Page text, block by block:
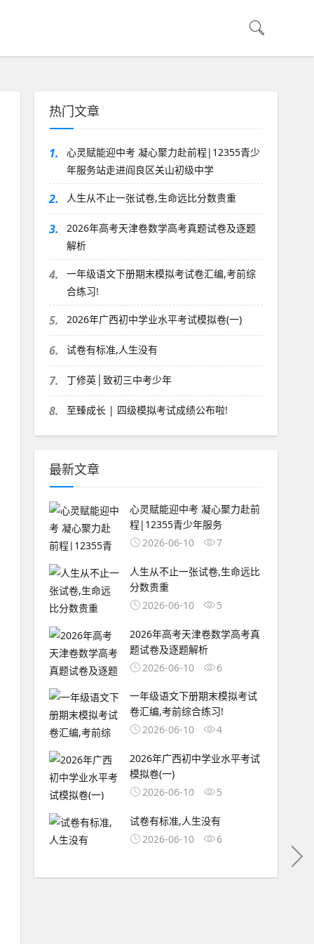
热门文章
1.
心灵赋能迎中考 凝心聚力赴前程|12355青少
年服务站走进阎良区关山初级中学
2. 人生从不止一张试卷,生命远比分数贵重
3.
2026年高考天津卷数学高考真题试卷及逐题
解析
4.
一年级语文下册期末模拟考试卷汇编,考前综
合练习!
5. 2026年广西初中学业水平考试模拟卷(一)
6. 试卷有标准,人生没有
7. 丁修英│致初三中考少年
8. 至臻成长 | 四级模拟考试成绩公布啦!
最新文章
心灵赋能迎中考 凝心聚力赴前
程|12355青少年服务
2026-06-10
7
人生从不止一张试卷,生命远比
分数贵重
2026-06-10
5
2026年高考天津卷数学高考真
题试卷及逐题解析
2026-06-10
6
一年级语文下册期末模拟考试
卷汇编,考前综合练习!
2026-06-10
4
2026年广西初中学业水平考试
模拟卷(一)
2026-06-10
5
试卷有标准,人生没有
2026-06-10
6